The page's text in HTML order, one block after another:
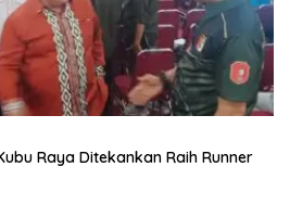
Raya Ditekankan Raih Runner